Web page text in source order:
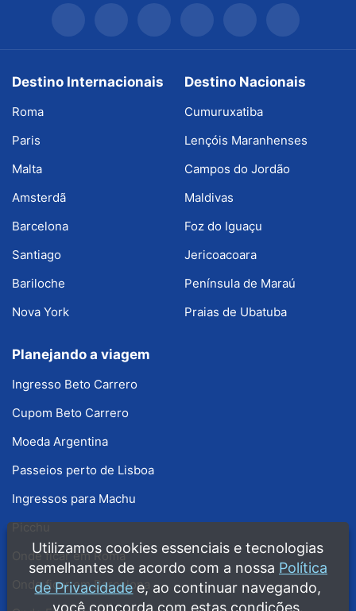
Destino Internacionais
Roma
Paris
Malta
Amsterdã
Barcelona
Santiago
Bariloche
Nova York
Destino Nacionais
Cumuruxatiba
Lençóis Maranhenses
Campos do Jordão
Maldivas
Foz do Iguaçu
Jericoacoara
Península de Maraú
Praias de Ubatuba
Planejando a viagem
Ingresso Beto Carrero
Cupom Beto Carrero
Moeda Argentina
Passeios perto de Lisboa
Ingressos para Machu
Picchu
Onde ficar em Roma
Onde ficar em Barcelona
Utilizamos cookies essenciais e tecnologias
semelhantes de acordo com a nossa Política
de Privacidade e, ao continuar navegando,
você concorda com estas condições.